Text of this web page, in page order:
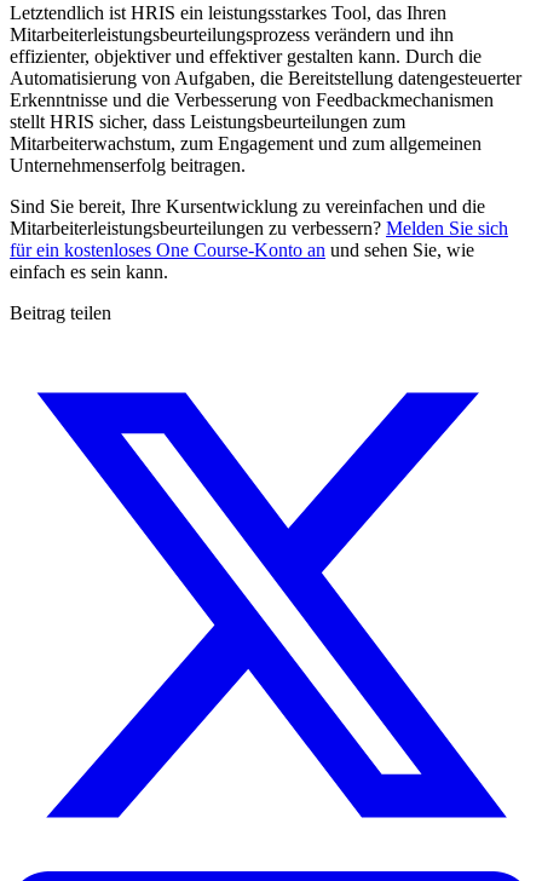
Letztendlich ist HRIS ein leistungsstarkes Tool, das Ihren
Mitarbeiterleistungsbeurteilungsprozess verändern und ihn
effizienter, objektiver und effektiver gestalten kann. Durch die
Automatisierung von Aufgaben, die Bereitstellung datengesteuerter
Erkenntnisse und die Verbesserung von Feedbackmechanismen
stellt HRIS sicher, dass Leistungsbeurteilungen zum
Mitarbeiterwachstum, zum Engagement und zum allgemeinen
Unternehmenserfolg beitragen.
Sind Sie bereit, Ihre Kursentwicklung zu vereinfachen und die
Mitarbeiterleistungsbeurteilungen zu verbessern? Melden Sie sich
für ein kostenloses One Course-Konto an und sehen Sie, wie
einfach es sein kann.
Beitrag teilen